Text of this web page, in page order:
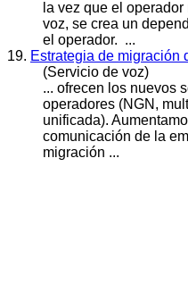
la vez que el operador
voz, se crea un
el operador. ...
19. Estrategia de migración
(Servicio de voz)
... ofrecen los nuevos
operadores (NGN,
unificada).
comunicación de la
migración ...